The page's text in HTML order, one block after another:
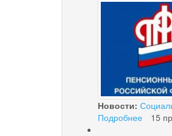
семьям
с
детьми
от
8
до
17
лет
Новости:
Подробнее
15